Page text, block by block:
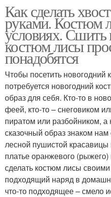
Как сделать
руками. Костюм
условиях. Сшить
костюм лисы
понадобятся
Чтобы посетить новогодний
потребуется новогодний
образ для себя. Кто-то в
феей, кто-то – снеговиком
пиратом или разбойником, а
сказочный образ знаком
лесной пушистой
платье оранжевого
сделать костюм лисы
подходящий наряд в
что-то подходящее – смело